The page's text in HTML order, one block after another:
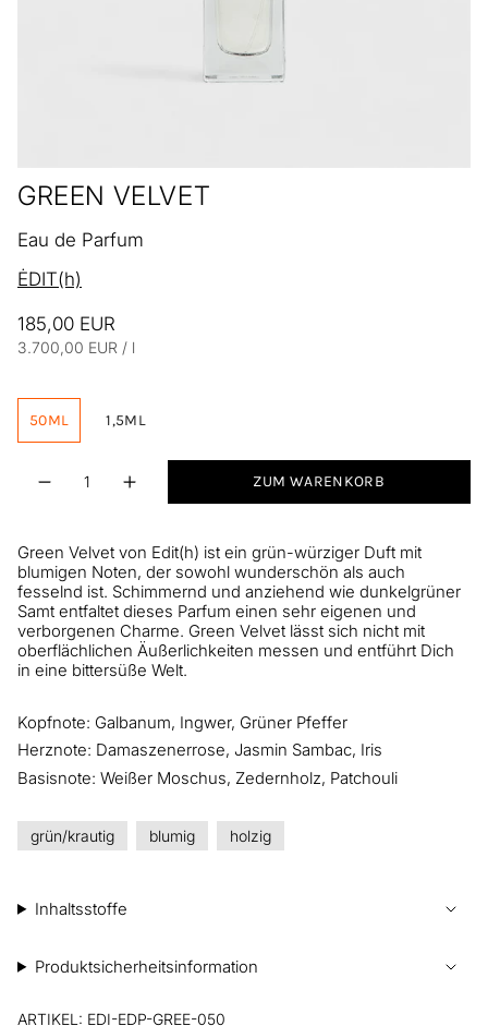
GREEN VELVET
Eau de Parfum
ĖDIT(h)
185,00 EUR
Einheitspreis
3.700,00 EUR /pro
l
50ML 1,5ML
ZUM WARENKORB
Green Velvet von Edit(h) ist ein grün-würziger Duft mit
blumigen Noten, der sowohl wunderschön als auch
fesselnd ist. Schimmernd und anziehend wie dunkelgrüner
Samt entfaltet dieses Parfum einen sehr eigenen und
verborgenen Charme. Green Velvet lässt sich nicht mit
oberflächlichen Äußerlichkeiten messen und entführt Dich
in eine bittersüße Welt.
Kopfnote: Galbanum, Ingwer, Grüner Pfeffer
Herznote: Damaszenerrose, Jasmin Sambac, Iris
Basisnote: Weißer Moschus, Zedernholz, Patchouli
grün/krautig blumig holzig
Inhaltsstoffe
Produktsicherheitsinformation
ARTIKEL: EDI-EDP-GREE-050